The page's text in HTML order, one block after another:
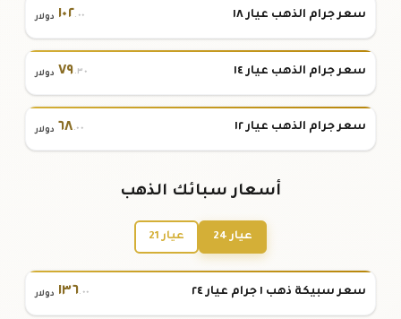
سعر جرام الذهب عيار ١٨ ١٠٢.٠٠ دولار
سعر جرام الذهب عيار ١٤ ٧٩.٣٠ دولار
سعر جرام الذهب عيار ١٢ ٦٨.٠٠ دولار
أسعار سبائك الذهب
عيار 24 عيار 21
سعر سبيكة ذهب ١ جرام عيار ٢٤ ١٣٦.٠٠ دولار